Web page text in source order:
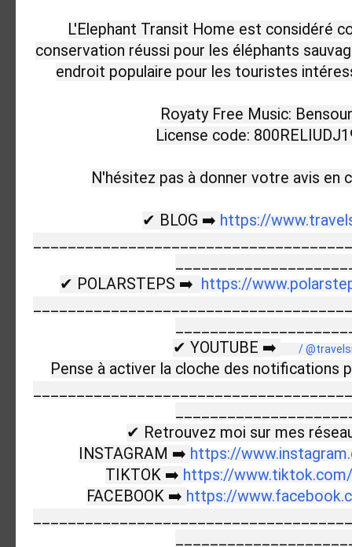
L'Elephant Transit Home est considéré
conservation réussi pour les éléphants
endroit populaire pour les touristes
Royaty Free Music:
License code:
N'hésitez pas à donner votre avis
✔ BLOG ➡️ https://
✔ POLARSTEPS ➡️ https://
✔ YOUTUBE ➡️
/
Pense à activer la cloche des notifications
✔ Retrouvez moi sur mes
INSTAGRAM ➡️ https://
TIKTOK ➡️ https://
FACEBOOK ➡️ https://